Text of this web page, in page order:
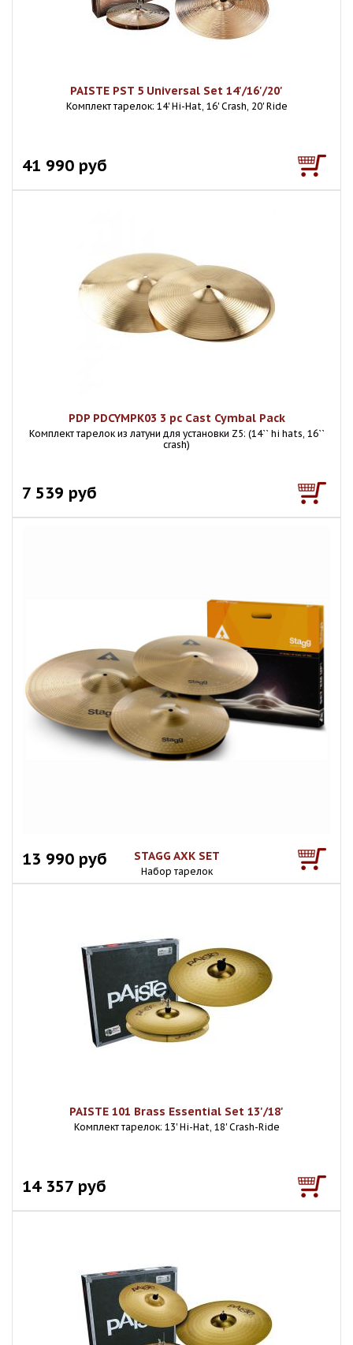
PAISTE PST 5 Universal Set 14'/16'/20'
Комплект тарелок: 14' Hi-Hat, 16' Crash, 20' Ride
41 990 руб
PDP PDCYMPK03 3 pc Cast Cymbal Pack
Комплект тарелок из латуни для установки Z5: (14`` hi hats, 16``
crash)
7 539 руб
STAGG AXK SET
Набор тарелок
13 990 руб
PAISTE 101 Brass Essential Set 13'/18'
Комплект тарелок: 13' Hi-Hat, 18' Crash-Ride
14 357 руб